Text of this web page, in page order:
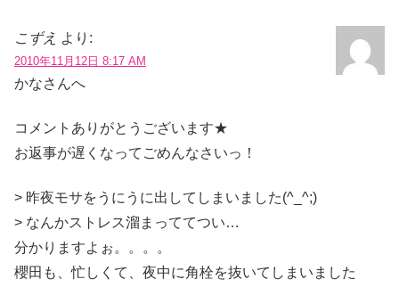
こずえ より:
2010年11月12日 8:17 AM
かなさんへ
コメントありがとうございます★
お返事が遅くなってごめんなさいっ！
> 昨夜モサをうにうに出してしまいました(^_^;)
> なんかストレス溜まっててつい…
分かりますよぉ。。。。
櫻田も、忙しくて、夜中に角栓を抜いてしまいました